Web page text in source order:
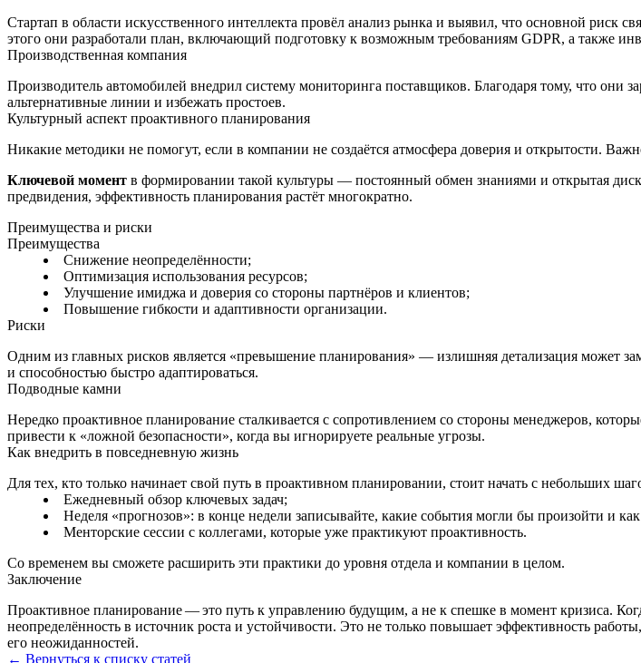
Стартап в области искусственного интеллекта провёл анализ рынка и выявил, что основной
этого они разработали план, включающий подготовку к возможным требованиям GDPR, а также
Производственная компания
Производитель автомобилей внедрил систему мониторинга поставщиков. Благодаря тому, что они
альтернативные линии и избежать простоев.
Культурный аспект проактивного планирования
Никакие методики не помогут, если в компании не создаётся атмосфера доверия и открытости.
Ключевой момент в формировании такой культуры — постоянный обмен знаниями и открытая
предвидения, эффективность планирования растёт многократно.
Преимущества и риски
Преимущества
Снижение неопределённости;
Оптимизация использования ресурсов;
Улучшение имиджа и доверия со стороны партнёров и клиентов;
Повышение гибкости и адаптивности организации.
Риски
Одним из главных рисков является «превышение планирования» — излишняя детализация может
и способностью быстро адаптироваться.
Подводные камни
Нередко проактивное планирование сталкивается с сопротивлением со стороны менеджеров,
привести к «ложной безопасности», когда вы игнорируете реальные угрозы.
Как внедрить в повседневную жизнь
Для тех, кто только начинает свой путь в проактивном планировании, стоит начать с небольших
Ежедневный обзор ключевых задач;
Неделя «прогнозов»: в конце недели записывайте, какие события могли бы произойти и
Менторские сессии с коллегами, которые уже практикуют проактивность.
Со временем вы сможете расширить эти практики до уровня отдела и компании в целом.
Заключение
Проактивное планирование — это путь к управлению будущим, а не к спешке в момент кризиса.
неопределённость в источник роста и устойчивости. Это не только повышает эффективность
его неожиданностей.
← Вернуться к списку статей